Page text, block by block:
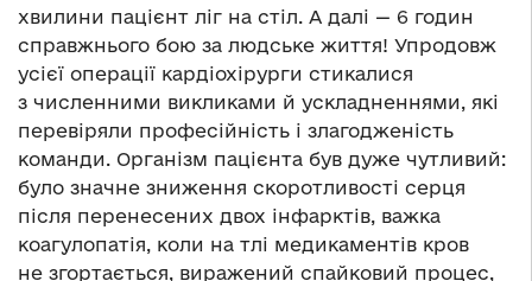
хвилини пацієнт ліг на стіл. А далі — 6 годин
справжнього бою за людське життя! Упродовж
усієї операції кардіохірурги стикалися
з численними викликами й ускладненнями, які
перевіряли професійність і злагодженість
команди. Організм пацієнта був дуже чутливий:
було значне зниження скоротливості серця
після перенесених двох інфарктів, важка
коагулопатія, коли на тлі медикаментів кров
не згортається, виражений спайковий процес,